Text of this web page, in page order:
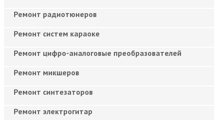
Ремонт радиотюнеров
Ремонт систем караоке
Ремонт цифро-аналоговые преобразователей
Ремонт микшеров
Ремонт синтезаторов
Ремонт электрогитар